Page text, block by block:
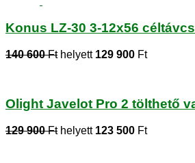
Konus LZ-30 3-12x56
140 600 Fthelyett 129 900 Ft
Olight Javelot Pro 2 tölthető
129 900 Fthelyett 123 500 Ft